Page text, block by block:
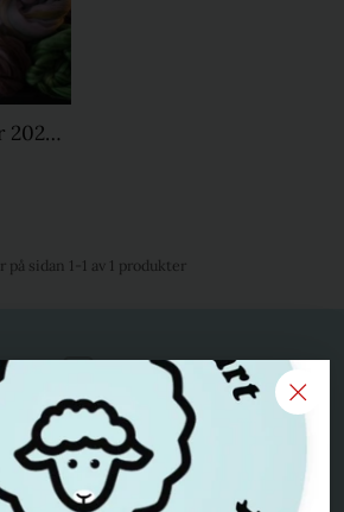
2025
på sidan 1-1 av 1 produkter
Spårbar frakt
Skickas med Postnord